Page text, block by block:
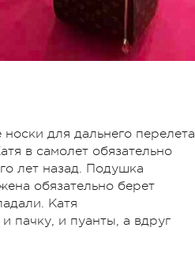
для дальнего перелета
в самолет обязательно
лет назад. Подушка
обязательно берет
Катя
пачку, и пуанты, а вдруг